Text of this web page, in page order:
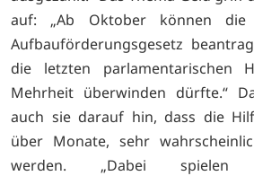
auf: „Ab Oktober können
Aufbauförderungsgesetz
die letzten parlamentarischen
Mehrheit überwinden dürfte.“
auch sie darauf hin, dass die
über Monate, sehr
werden. „Dabei spielen